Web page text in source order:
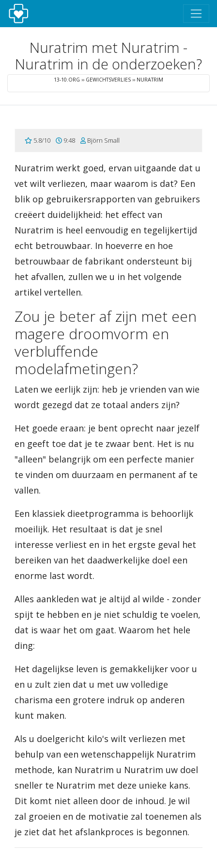
Nuratrim met Nuratrim -
Nuratrim in de onderzoeken?
13-10.ORG ›› GEWICHTSVERLIES ›› NURATRIM
5.8/10 9:48 Björn Small
Nuratrim werkt goed, ervan uitgaande dat u
vet wilt verliezen, maar waarom is dat? Een
blik op gebruikersrapporten van gebruikers
creëert duidelijkheid: het effect van
Nuratrim is heel eenvoudig en tegelijkertijd
echt betrouwbaar. In hoeverre en hoe
betrouwbaar de fabrikant ondersteunt bij
het afvallen, zullen we u in het volgende
artikel vertellen.
Zou je beter af zijn met een
magere droomvorm en
verbluffende
modelafmetingen?
Laten we eerlijk zijn: heb je vrienden van wie
wordt gezegd dat ze totaal anders zijn?
Het goede eraan: je bent oprecht naar jezelf
en geeft toe dat je te zwaar bent. Het is nu
"alleen" belangrijk om een perfecte manier
te vinden om duurzaam en permanent af te
vallen.
Een klassiek dieetprogramma is behoorlijk
moeilijk. Het resultaat is dat je snel
interesse verliest en in het ergste geval het
bereiken van het daadwerkelijke doel een
enorme last wordt.
Alles aankleden wat je altijd al wilde - zonder
spijt te hebben en je niet schuldig te voelen,
dat is waar het om gaat. Waarom het hele
ding:
Het dagelijkse leven is gemakkelijker voor u
en u zult zien dat u met uw volledige
charisma een grotere indruk op anderen
kunt maken.
Als u doelgericht kilo's wilt verliezen met
behulp van een wetenschappelijk Nuratrim
methode, kan Nuratrim u Nuratrim uw doel
sneller te Nuratrim met deze unieke kans.
Dit komt niet alleen door de inhoud. Je wil
zal groeien en de motivatie zal toenemen als
je ziet dat het afslankproces is begonnen.